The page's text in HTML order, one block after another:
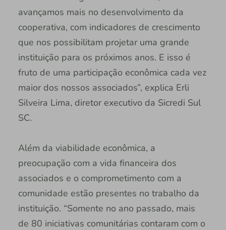
avançamos mais no desenvolvimento da
cooperativa, com indicadores de crescimento
que nos possibilitam projetar uma grande
instituição para os próximos anos. E isso é
fruto de uma participação econômica cada vez
maior dos nossos associados”, explica Erli
Silveira Lima, diretor executivo da Sicredi Sul
SC.
Além da viabilidade econômica, a
preocupação com a vida financeira dos
associados e o comprometimento com a
comunidade estão presentes no trabalho da
instituição. “Somente no ano passado, mais
de 80 iniciativas comunitárias contaram com o